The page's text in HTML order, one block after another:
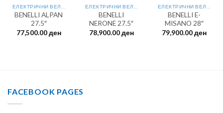
ЕЛЕКТРИЧНИ ВЕЛОСИПЕДИ
BENELLI ALPAN
27.5″
77,500.00ден
ЕЛЕКТРИЧНИ ВЕЛОСИПЕДИ
BENELLI
NERONE 27.5″
78,900.00ден
ЕЛЕКТРИЧНИ ВЕЛОСИПЕДИ
BENELLI E-
MISANO 28″
79,900.00ден
FACEBOOK PAGES